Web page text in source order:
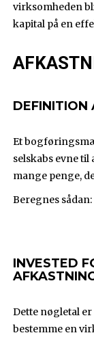
virksomheden
kapital på en
DEFINITION
Et
selskabs evne
mange penge,
Beregnes sådan:
INVESTED
Dette nøgletal
bestemme en